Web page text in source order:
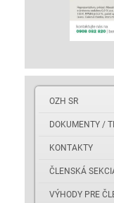
OZH SR
DOKUMENTY /
KONTAKTY
ČLENSKÁ
VÝHODY PRE